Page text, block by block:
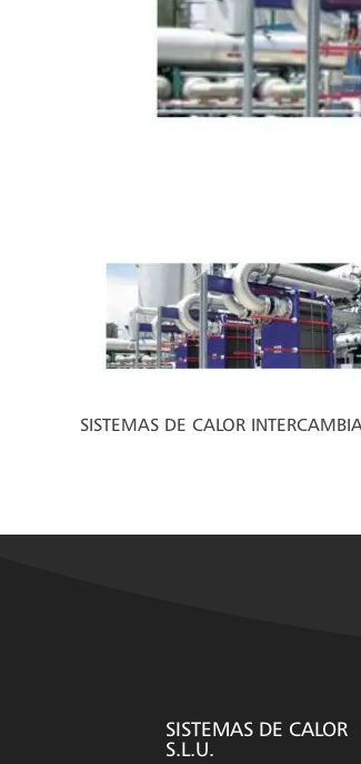
SISTEMAS DE CALOR
SISTEMAS DE CALOR
S.L.U.